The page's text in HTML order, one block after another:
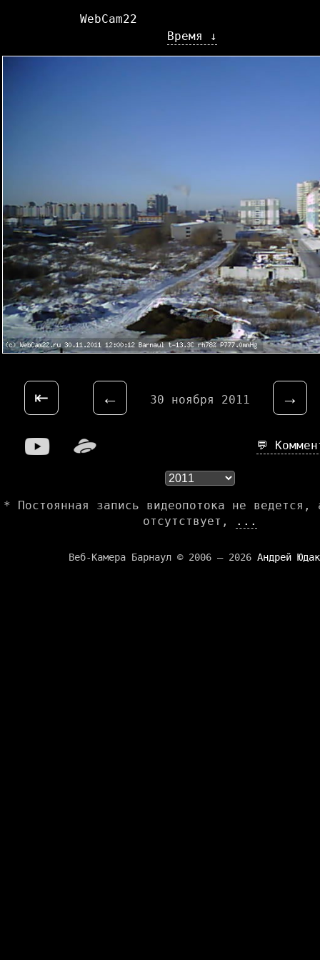
Время ↓
WebCam22
⇤ ← 30 ноября 2011 →
💬
* Постоянная запись видеопотока не ведется,
отсутствует,
...
Веб-Камера Барнаул © 2006 — 2026 Андрей